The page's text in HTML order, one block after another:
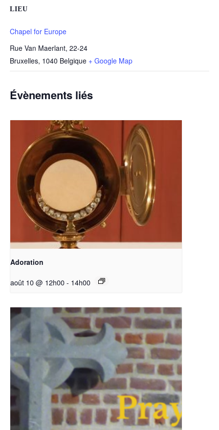
LIEU
Chapel for Europe
Rue Van Maerlant, 22-24
Bruxelles, 1040 Belgique + Google Map
Évènements liés
Adoration
août 10 @ 12h00- 14h00